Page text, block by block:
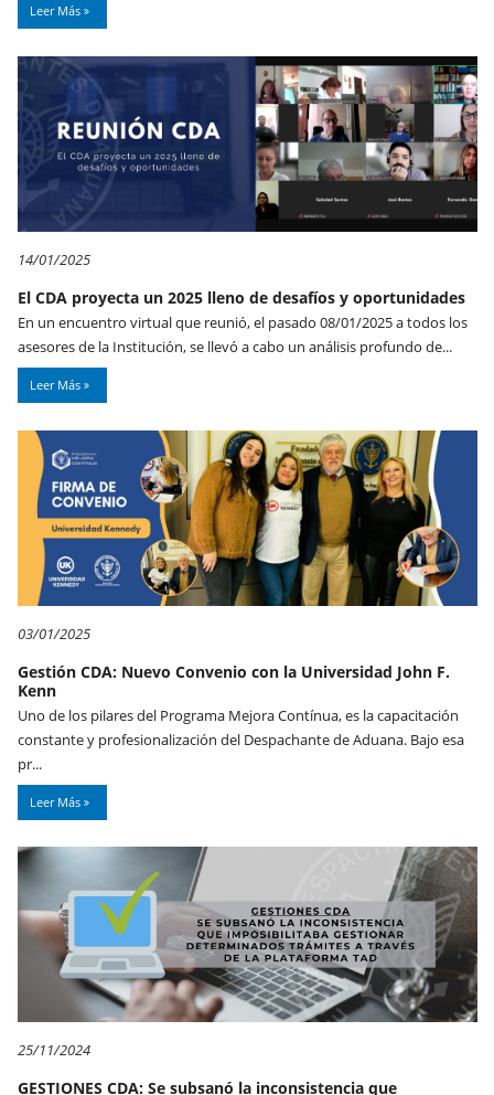
Leer Más
14/01/2025
El CDA proyecta un 2025 lleno de desafíos y oportunidades
En un encuentro virtual que reunió, el pasado 08/01/2025 a todos los
asesores de la Institución, se llevó a cabo un análisis profundo de...
Leer Más
03/01/2025
Gestión CDA: Nuevo Convenio con la Universidad John F.
Kenn
Uno de los pilares del Programa Mejora Contínua, es la capacitación
constante y profesionalización del Despachante de Aduana. Bajo esa
pr...
Leer Más
25/11/2024
GESTIONES CDA: Se subsanó la inconsistencia que